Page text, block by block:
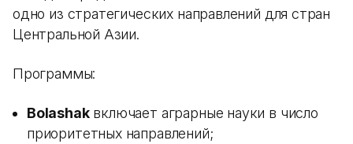
одно из стратегических направлений для стран
Центральной Азии.
Программы:
Bolashakвключает аграрные науки в число
приоритетных направлений;